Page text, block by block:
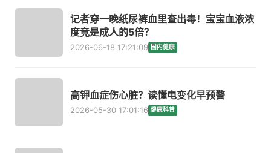
记者穿一晚纸尿裤血里查出毒！宝宝血液浓
度竟是成人的5倍？
2026-06-18 17:21:09 国内健康
高钾血症伤心脏？读懂电变化早预警
2026-05-30 17:01:16 健康科普